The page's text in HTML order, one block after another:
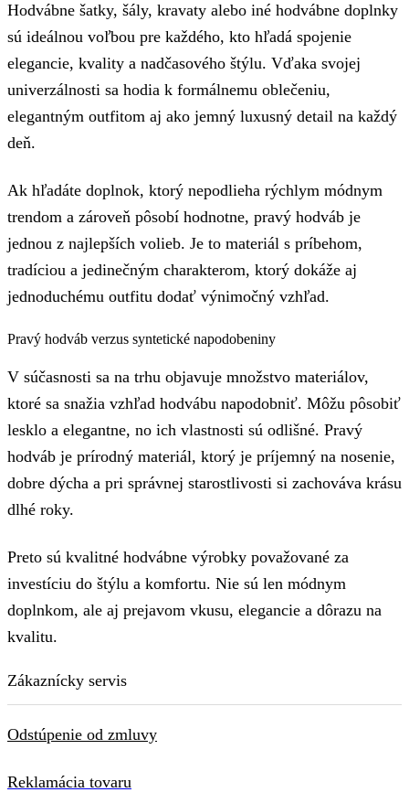
Hodvábne šatky, šály, kravaty alebo iné hodvábne doplnky
sú ideálnou voľbou pre každého, kto hľadá spojenie
elegancie, kvality a nadčasového štýlu. Vďaka svojej
univerzálnosti sa hodia k formálnemu oblečeniu,
elegantným outfitom aj ako jemný luxusný detail na každý
deň.
Ak hľadáte doplnok, ktorý nepodlieha rýchlym módnym
trendom a zároveň pôsobí hodnotne, pravý hodváb je
jednou z najlepších volieb. Je to materiál s príbehom,
tradíciou a jedinečným charakterom, ktorý dokáže aj
jednoduchému outfitu dodať výnimočný vzhľad.
Pravý hodváb verzus syntetické napodobeniny
V súčasnosti sa na trhu objavuje množstvo materiálov,
ktoré sa snažia vzhľad hodvábu napodobniť. Môžu pôsobiť
lesklo a elegantne, no ich vlastnosti sú odlišné. Pravý
hodváb je prírodný materiál, ktorý je príjemný na nosenie,
dobre dýcha a pri správnej starostlivosti si zachováva krásu
dlhé roky.
Preto sú kvalitné hodvábne výrobky považované za
investíciu do štýlu a komfortu. Nie sú len módnym
doplnkom, ale aj prejavom vkusu, elegancie a dôrazu na
kvalitu.
Zákaznícky servis
Odstúpenie od zmluvy
Reklamácia tovaru